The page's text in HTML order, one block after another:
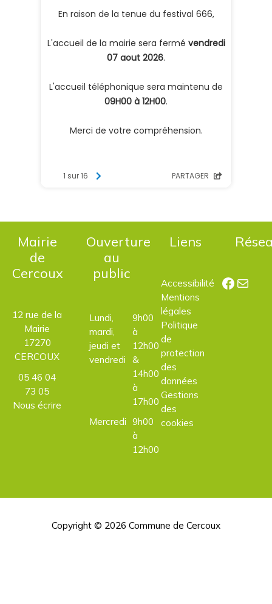
Mairie
de
Cercoux
12 rue de la
Mairie
17270
CERCOUX
05 46 04
73 05
Nous écrire
Ouverture
au
public
Lundi,
mardi,
jeudi et
vendredi
9h00
à
12h00
&
14h00
à
17h00
Mercredi 9h00
à
12h00
Liens
Accessibilité
Mentions
légales
Politique
de
protection
des
données
Gestions
des
cookies
E-mail
Copyright © 2026 Commune de Cercoux